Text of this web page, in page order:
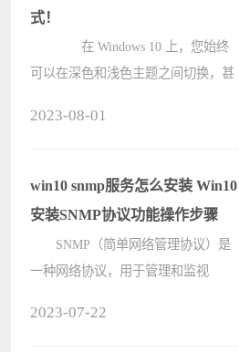
????
式！
在 Windows 10 上，您始终
可以在深色和浅色主题之间切换，甚
通知中心和内置功能，例如文件资源
管????
2023-08-01
win10 snmp服务怎么安装 Win10
安装SNMP协议功能操作步骤
SNMP（简单网络管理协议）是
一种网络协议，用于管理和监视
2023-07-22